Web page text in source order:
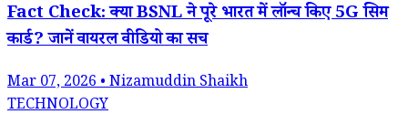
Fact Check: क्या BSNL ने पूरे भारत में लॉन्च किए 5G सिम
कार्ड? जानें वायरल वीडियो का सच
Mar 07, 2026 • Nizamuddin Shaikh
TECHNOLOGY